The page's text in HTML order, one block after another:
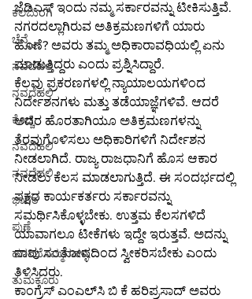
ಕಲಬುರಗಿ
ಚೆನ್ನೈ
ನವದೆಹಲಿ
ನವದೆಹಲಿ
ಕೊಚ್ಚಿ
ನವದೆಹಲಿ
ನವದೆಹಲಿ
ಭಾರತ
ಪುಣೆ
ಹಗರಿಬೊಮ್ಮನಹಳ್ಳಿ
ತುಮಕೂರು
ಜೆಡಿಎಸ್ ಇಂದು ನಮ್ಮ ಸರ್ಕಾರವನ್ನು ಟೀಕಿಸುತ್ತಿವೆ.
ನಗರದಲ್ಲಾಗಿರುವ ಅತಿಕ್ರಮಣಗಳಿಗೆ ಯಾರು
ಹೊಣೆ? ಅವರು ತಮ್ಮ ಅಧಿಕಾರಾವಧಿಯಲ್ಲಿ ಏನು
ಮಾಡುತ್ತಿದ್ದರು ಎಂದು ಪ್ರಶ್ನಿಸಿದ್ದಾರೆ.
ಕೆಲವು ಪ್ರಕರಣಗಳಲ್ಲಿ ನ್ಯಾಯಾಲಯಗಳಿಂದ
ನಿರ್ದೇಶನಗಳು ಮತ್ತು ತಡೆಯಾಜ್ಞೆಗಳಿವೆ. ಆದರೆ
ಅದರ ಹೊರತಾಗಿಯೂ ಅತಿಕ್ರಮಣಗಳನ್ನು
ತೆರವುಗೊಳಿಸಲು ಅಧಿಕಾರಿಗಳಿಗೆ ನಿರ್ದೇಶನ
ನೀಡಲಾಗಿದೆ. ರಾಜ್ಯ ರಾಜಧಾನಿಗೆ ಹೊಸ ಆಕಾರ
ನೀಡಲು ಕೆಲಸ ಮಾಡಲಾಗುತ್ತಿದೆ. ಈ ಸಂದರ್ಭದಲ್ಲಿ
ಪಕ್ಷದ ಕಾರ್ಯಕರ್ತರು ಸರ್ಕಾರವನ್ನು
ಸಮರ್ಥಿಸಿಕೊಳ್ಳಬೇಕು. ಉತ್ತಮ ಕೆಲಸಗಳಿದೆ
ಯಾವಾಗಲೂ ಟೀಕೆಗಳು ಇದ್ದೇ ಇರುತ್ತವೆ. ಅದನ್ನು
ನಾವು ಸಂತೋಷದಿಂದ ಸ್ವೀಕರಿಸಬೇಕು ಎಂದು
ತಿಳಿಸಿದರು.
ಕಾಂಗ್ರೆಸ್ ಎಂಎಲ್‌ಸಿ ಬಿ ಕೆ ಹರಿಪ್ರಸಾದ್ ಅವರು